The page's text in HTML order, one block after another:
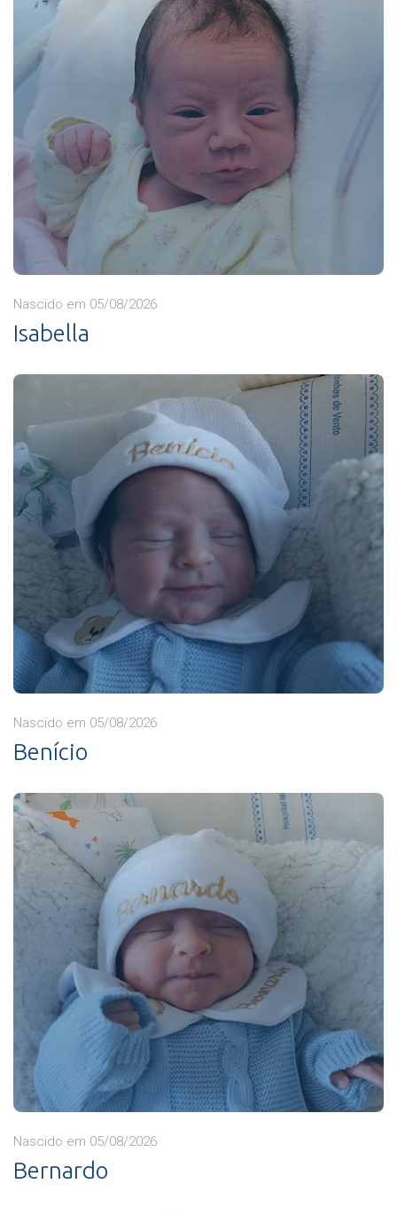
Nascido em 05/08/2026
Isabella
Nascido em 05/08/2026
Benício
Nascido em 05/08/2026
Bernardo